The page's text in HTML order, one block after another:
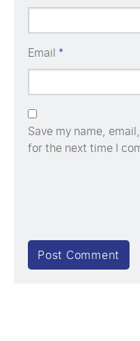
Email *
Save my name,
for the next time I